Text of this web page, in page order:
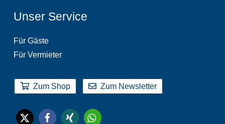
Unser Service
Für Gäste
Für Vermieter
Zum Shop Zum Newsletter